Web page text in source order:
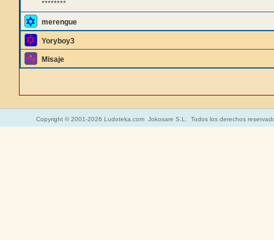
********
merengue
Yoryboy3
Misaje
Copyright © 2001-2026 Ludoteka.com Jokosare S.L. Todos los derechos